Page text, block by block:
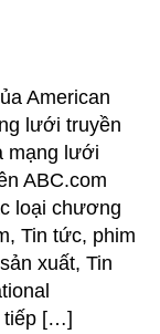
American
lưới truyền
mạng lưới
ABC.com
loại chương
Tin tức, phim
xuất, Tin
tiếp […]